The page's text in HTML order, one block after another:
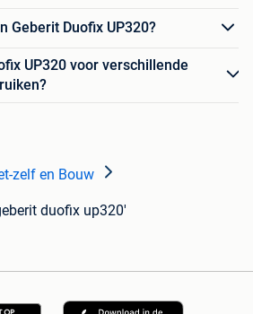
Geberit Duofix UP320?
UP320 voor verschillende
zelf en Bouw
duofix up320'